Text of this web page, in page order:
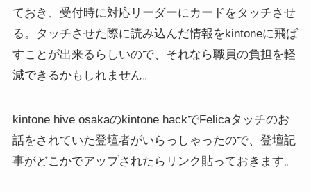
ておき、受付時に対応リーダーにカードをタッチさせ
る。タッチさせた際に読み込んだ情報をkintoneに飛ば
すことが出来るらしいので、それなら職員の負担を軽
減できるかもしれません。
kintone hive osakaのkintone hackでFelicaタッチのお
話をされていた登壇者がいらっしゃったので、登壇記
事がどこかでアップされたらリンク貼っておきます。